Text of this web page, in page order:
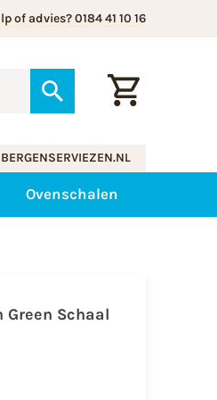
of advies? 0184 41 10 16
Ovenschalen
Green Schaal